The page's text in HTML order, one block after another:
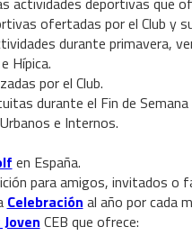
ofertadas por el Club y
durante primavera,
Hípica.
por el Club.
durante el Fin de
e Internos.
en España.
para amigos, invitados o
Celebración al año por cada
CEB que ofrece: